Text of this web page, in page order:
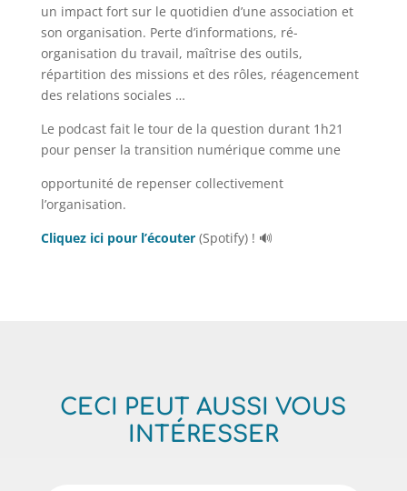
un impact fort sur le quotidien d’une association et
son organisation. Perte d’informations, ré-
organisation du travail, maîtrise des outils,
répartition des missions et des rôles, réagencement
des relations sociales …
Le podcast fait le tour de la question durant 1h21
pour penser la transition numérique comme une
opportunité de repenser collectivement
l’organisation.
Cliquez ici pour l’écouter (Spotify) ! 🔊
CECI PEUT AUSSI VOUS
INTÉRESSER